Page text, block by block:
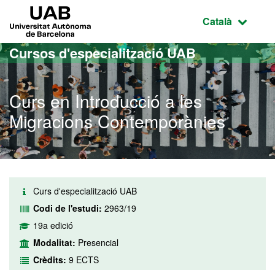
Ves al contingut principal
Ves a la navegació de la pàgina
Idioma
Català
Cursos d'especialització UAB
Curs en Introducció a les
Migracions Contemporànies
Curs d'especialització UAB
Codi de l'estudi: 2963/19
19a edició
Modalitat: Presencial
Crèdits: 9 ECTS